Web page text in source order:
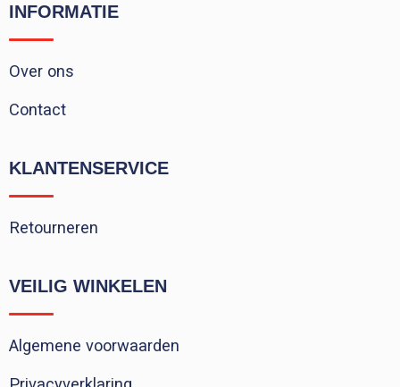
INFORMATIE
Over ons
Contact
KLANTENSERVICE
Retourneren
VEILIG WINKELEN
Algemene voorwaarden